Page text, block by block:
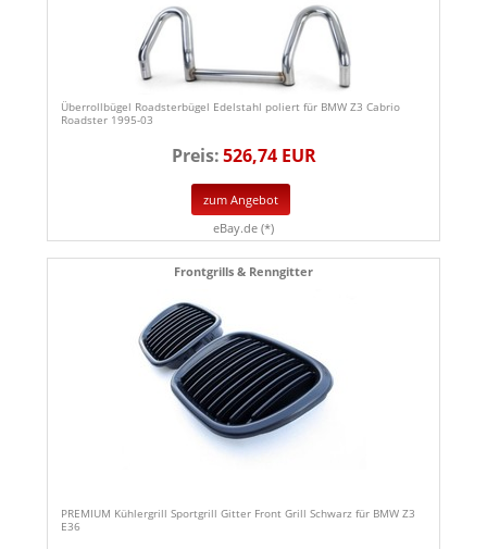
Überrollbügel Roadsterbügel Edelstahl poliert für BMW Z3 Cabrio
Roadster 1995-03
Preis:526,74 EUR
zum Angebot
eBay.de (*)
Frontgrills & Renngitter
PREMIUM Kühlergrill Sportgrill Gitter Front Grill Schwarz für BMW Z3
E36